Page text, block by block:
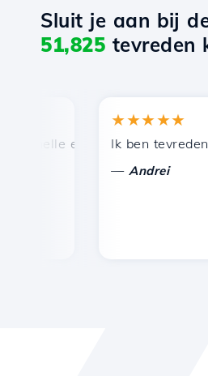
Sluit je aan bij
51,825 tevreden
en efficiënte technische
★★★★★
Ik ben tevreden
Andrei